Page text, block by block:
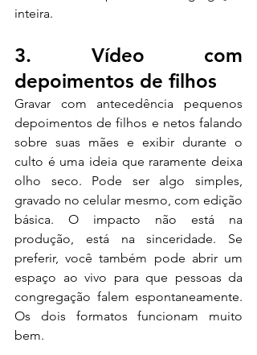
inteira.
3. Vídeo com
depoimentos de filhos
Gravar com antecedência pequenos
depoimentos de filhos e netos falando
sobre suas mães e exibir durante o
culto é uma ideia que raramente deixa
olho seco. Pode ser algo simples,
gravado no celular mesmo, com edição
básica. O impacto não está na
produção, está na sinceridade. Se
preferir, você também pode abrir um
espaço ao vivo para que pessoas da
congregação falem espontaneamente.
Os dois formatos funcionam muito
bem.